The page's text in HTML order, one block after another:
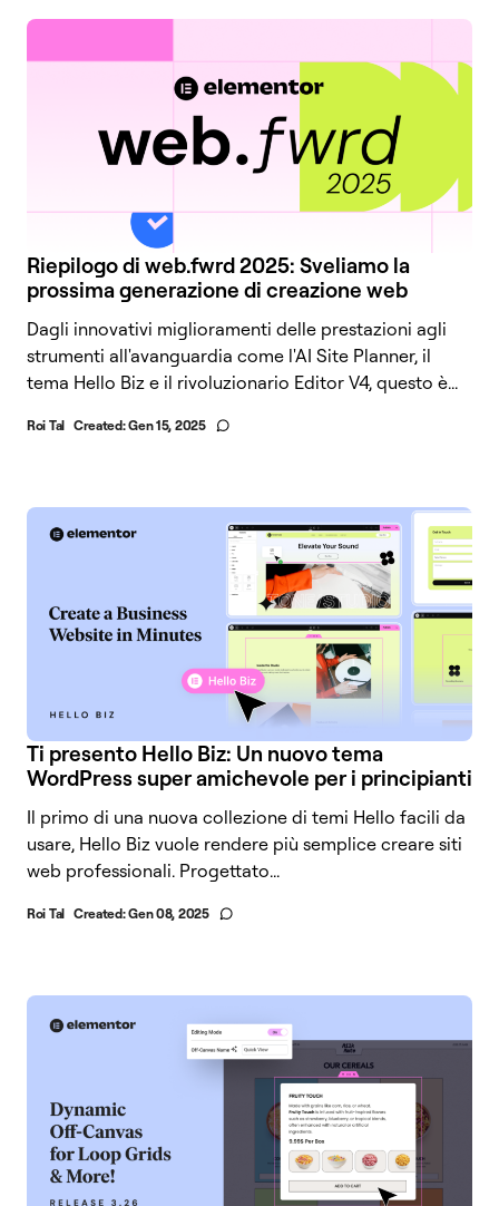
Riepilogo di web.fwrd 2025: Sveliamo la
prossima generazione di creazione web
Dagli innovativi miglioramenti delle prestazioni agli
strumenti all'avanguardia come l'AI Site Planner, il
tema Hello Biz e il rivoluzionario Editor V4, questo è...
Roi Tal Created:Gen 15, 2025
Ti presento Hello Biz: Un nuovo tema
WordPress super amichevole per i principianti
Il primo di una nuova collezione di temi Hello facili da
usare, Hello Biz vuole rendere più semplice creare siti
web professionali. Progettato...
Roi Tal Created:Gen 08, 2025